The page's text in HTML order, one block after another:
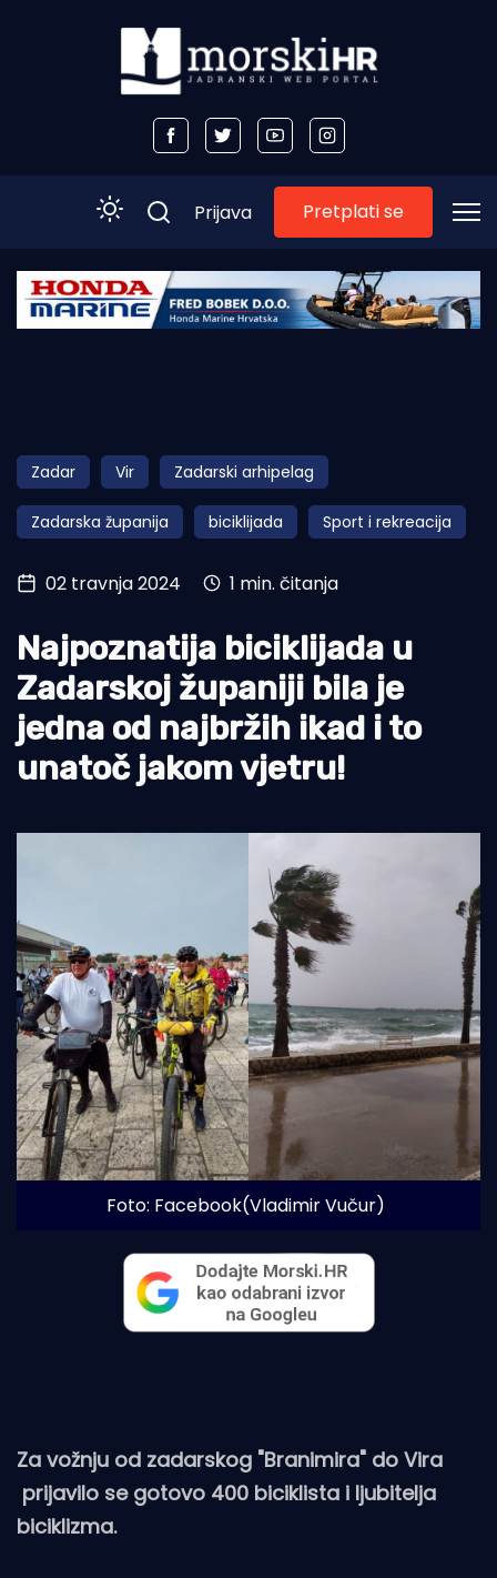
Početna
Obala
Otoci
Turizam i nautika
Pomorstvo
Ribolov
Ekologija
Tradicija i kultura
Prijava Pretplati se
Zadar Vir Zadarski arhipelag
Zadarska županija biciklijada Sport i rekreacija
02 travnja 2024 1 min. čitanja
Najpoznatija biciklijada u
Zadarskoj županiji bila je
jedna od najbržih ikad i to
unatoč jakom vjetru!
Foto: Facebook(Vladimir Vučur)
Za vožnju od zadarskog "Branimira" do Vira
prijavilo se gotovo 400 biciklista i ljubitelja
biciklizma.